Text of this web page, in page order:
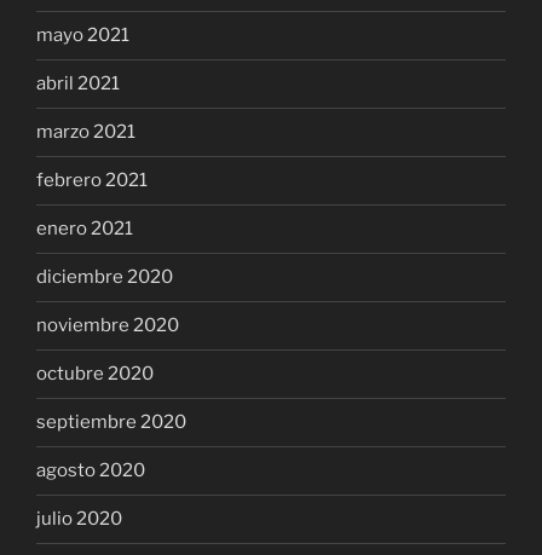
mayo 2021
abril 2021
marzo 2021
febrero 2021
enero 2021
diciembre 2020
noviembre 2020
octubre 2020
septiembre 2020
agosto 2020
julio 2020